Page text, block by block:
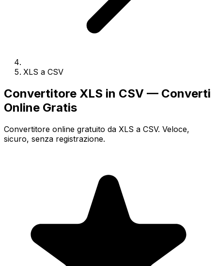
XLS a CSV
Convertitore XLS in CSV — Converti
Online Gratis
Convertitore online gratuito da XLS a CSV. Veloce,
sicuro, senza registrazione.